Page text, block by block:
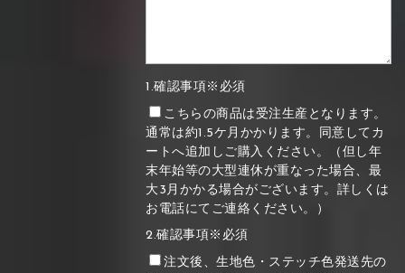
1.確認事項※必須
こちらの商品は受注生産となります。
通常は約1.5ケ月かかります。同意してカ
ートへ追加しご購入ください。（但し年
末年始等の大型連休が重なった場合、最
大3月かかる場合がございます。詳しくは
お電話にてご連絡ください。）
2.確認事項※必須
注文後、生地色・ステッチ色発送先の